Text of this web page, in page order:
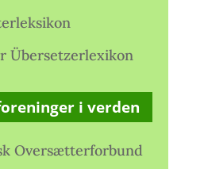
Übersetzerlexikon
i verden
Oversætterforbund